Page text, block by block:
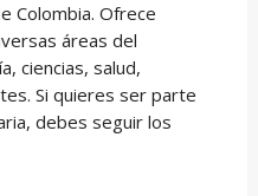
Colombia. Ofrece
áreas del
ciencias, salud,
Si quieres ser parte
debes seguir los